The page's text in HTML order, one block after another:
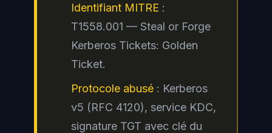
Identifiant MITRE :
T1558.001 — Steal or Forge
Kerberos Tickets: Golden
Ticket.
Protocole abusé : Kerberos
v5 (RFC 4120), service KDC,
signature TGT avec clé du